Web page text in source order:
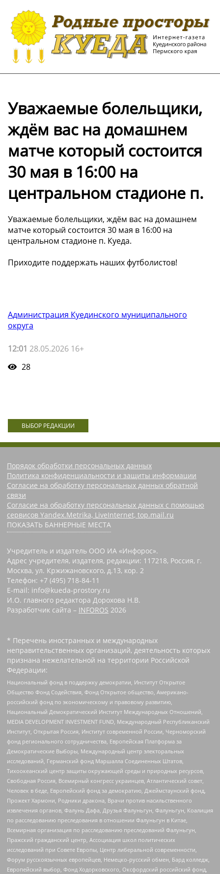
Уважаемые болельщики,
ждём вас на домашнем
матче который состоится
30 мая в 16:00 на
центральном стадионе п.
Уважаемые болельщики, ждём вас на домашнем
матче который состоится 30 мая в 16:00 на
центральном стадионе п. Куеда.
Приходите поддержать наших футболистов!
Администрация Куединского муниципального
округа
12:01 28.05.2026 16+
28
ВЫБОР РЕДАКЦИИ
Порядок обработки персональных данных
Политика конфиденциальности и защиты информации
Согласие на обработку персональных данных обратной
связи
Согласие на обработку персональных данных с помощью
сервисов Yandex.Metrika, LiveInternet, top.mail.ru
ПОКАЗАТЬ БАННЕРНЫЕ МЕСТА
Учредитель и издатель ООО ИА «Инфорос».
Адрес учредителя, издателя, редакции: 117218, Россия, г.
Москва, ул. Кржижановского, д.13, кор. 2
Телефон: +7 (495) 718-84-11
E-mail: info@kueda-prostory.ru
И.О. главного редактора Дорохова Н.В.
Разработчик сайта – INFOROS 2026
* Перечень иностранных и международных
неправительственных организаций, деятельность которых
признана нежелательной на территории Российской
Федерации:
Национальный фонд в поддержку демократии, Институт Открытое
Общество Фонд Содействия, Фонд Открытое общество, Американо-
российский фонд по экономическому и правовому развитию,
Национальный Демократический Институт Международных Отношений,
MEDIA DEVELOPMENT INVESTMENT FUND, Международный Республиканский
Институт, Открытая Россия, Институт современной России, Черноморский
фонд регионального сотрудничества, Европейская Платформа за
Демократические Выборы, Международный центр электоральных
исследований, Германский фонд Маршалла Соединенных Штатов,
Тихоокеанский центр защиты окружающей среды и природных ресурсов,
Свободная Россия, Всемирный конгресс украинцев, Атлантический совет,
Человек в беде, Европейский фонд за демократию, Джеймстаунский фонд,
Прожект Хармони, Родники дракона, Врачи против насильственного
извлечения органов, Фалунь Дафа, Друзья Фалуньгун, Фалуньгун, Коалиция
по расследованию преследования в отношении Фалуньгун в Китае,
Всемирная организация по расследованию преследований Фалуньгун,
Пражский гражданский центр, Ассоциация школ политических
исследований при Совете Европы, Центр либеральной современности,
Форум русскоязычных европейцев, Немецко-русский обмен, Бард колледж,
Европейский выбор, Фонд Ходорковского, Оксфордский российский фонд,